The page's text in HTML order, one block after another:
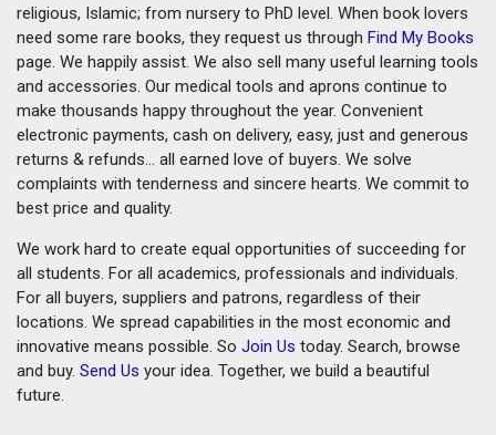
religious, Islamic; from nursery to PhD level. When book lovers
need some rare books, they request us through Find My Books
page. We happily assist. We also sell many useful learning tools
and accessories. Our medical tools and aprons continue to
make thousands happy throughout the year. Convenient
electronic payments, cash on delivery, easy, just and generous
returns & refunds... all earned love of buyers. We solve
complaints with tenderness and sincere hearts. We commit to
best price and quality.
We work hard to create equal opportunities of succeeding for
all students. For all academics, professionals and individuals.
For all buyers, suppliers and patrons, regardless of their
locations. We spread capabilities in the most economic and
innovative means possible. So Join Us today. Search, browse
and buy. Send Us your idea. Together, we build a beautiful
future.